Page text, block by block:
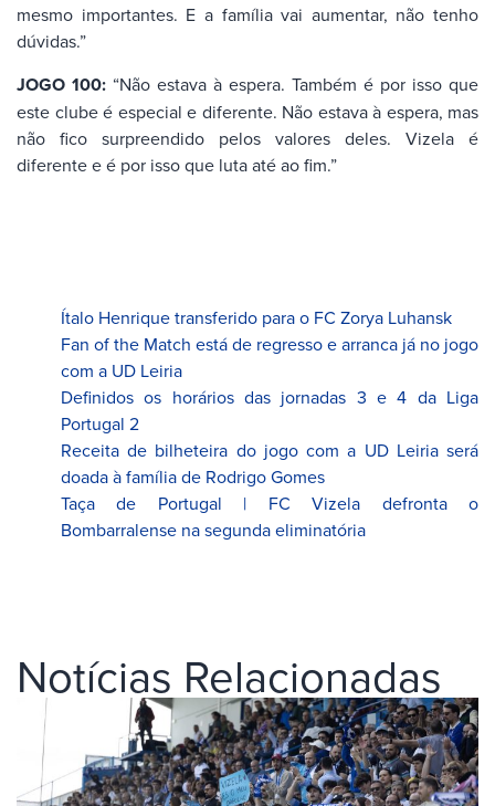
mesmo importantes. E a família vai aumentar, não tenho
dúvidas.”
JOGO 100: “Não estava à espera. Também é por isso que
este clube é especial e diferente. Não estava à espera, mas
não fico surpreendido pelos valores deles. Vizela é
diferente e é por isso que luta até ao fim.”
Ítalo Henrique transferido para o FC Zorya Luhansk
Fan of the Match está de regresso e arranca já no jogo
com a UD Leiria
Definidos os horários das jornadas 3 e 4 da Liga
Portugal 2
Receita de bilheteira do jogo com a UD Leiria será
doada à família de Rodrigo Gomes
Taça de Portugal | FC Vizela defronta o
Bombarralense na segunda eliminatória
Notícias Relacionadas